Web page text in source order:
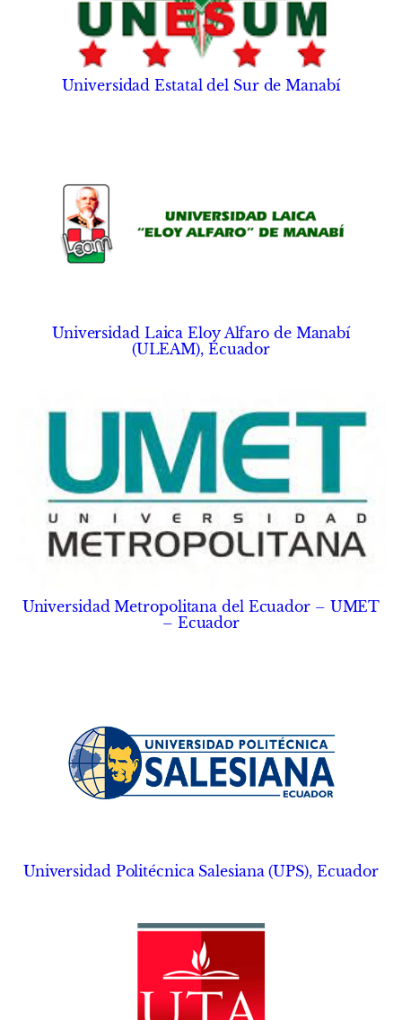
Universidad Estatal del Sur de Manabí
Universidad Laica Eloy Alfaro de Manabí
(ULEAM), Ecuador
Universidad Metropolitana del Ecuador – UMET
– Ecuador
Universidad Politécnica Salesiana (UPS), Ecuador